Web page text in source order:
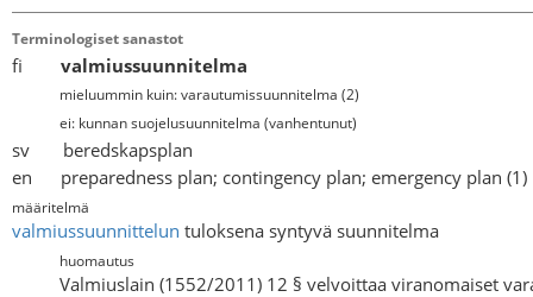
Terminologiset sanastot
fi valmiussuunnitelma
mieluummin kuin: varautumissuunnitelma (2)
ei: kunnan suojelusuunnitelma (vanhentunut)
sv beredskapsplan
en preparedness plan; contingency plan; emergency plan (1)
määritelmä
valmiussuunnittelun tuloksena syntyvä suunnitelma
huomautus
Valmiuslain (1552/2011) 12 § velvoittaa viranomaiset